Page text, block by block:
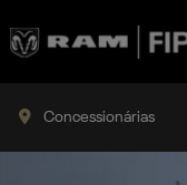
Concessionárias